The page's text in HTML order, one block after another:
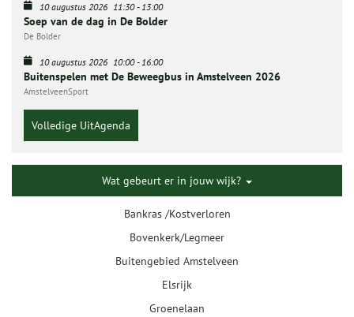
10 augustus 2026 11:30-13:00
Soep van de dag in De Bolder
De Bolder
10 augustus 2026 10:00-16:00
Buitenspelen met De Beweegbus in Amstelveen 2026
AmstelveenSport
Volledige UitAgenda
Wat gebeurt er in jouw wijk?
Bankras /Kostverloren
Bovenkerk/Legmeer
Buitengebied Amstelveen
Elsrijk
Groenelaan